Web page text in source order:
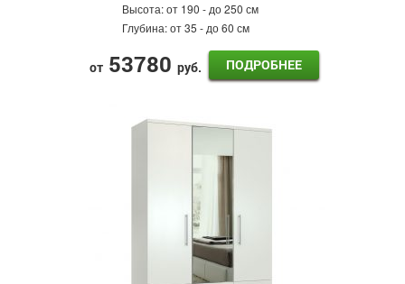
Высота:от 190 - до 250 см
Глубина:от 35 - до 60 см
от 53780 руб. ПОДРОБНЕЕ